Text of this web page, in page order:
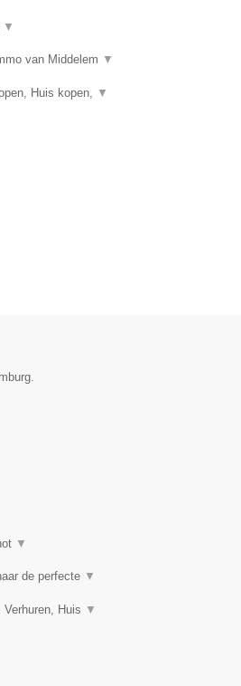
▼
van Middelem ▼
Huis kopen, ▼
▼
de perfecte ▼
Huis ▼